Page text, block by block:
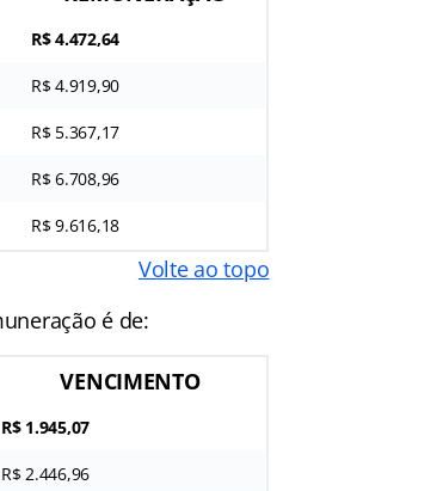
R$ 4.472,64
R$ 4.919,90
R$ 5.367,17
R$ 6.708,96
R$ 9.616,18
Volte ao topo
é de:
VENCIMENTO
R$ 1.945,07
R$ 2.446,96